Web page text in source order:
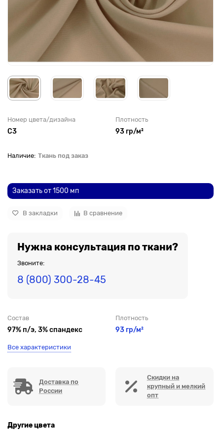
Номер цвета/дизайна
С3
Плотность
93 гр/м²
Ткань под заказ
Заказать от 1500 мп
В закладки В сравнение
Нужна консультация по ткани?
Звоните:
8 (800) 300-28-45
Состав
97% п/э, 3% спандекс
Плотность
93 гр/м²
Все характеристики
Доставка по
России
Скидки на
крупный и мелкий
опт
Другие цвета